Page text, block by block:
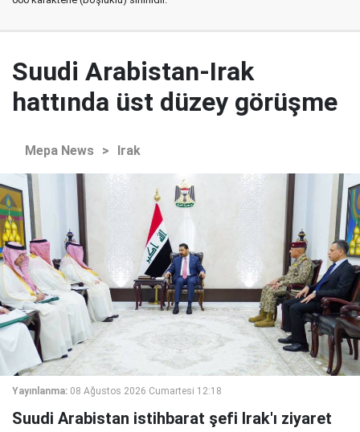
Suudi Arabistan-Irak
hattında üst düzey görüşme
Mepa News > Irak
Yayınlanma: 08 Ağustos 2026 Cumartesi 12:18
Suudi Arabistan istihbarat şefi Irak'ı ziyaret